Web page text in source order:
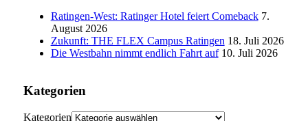
Ratingen-West: Ratinger Hotel feiert Comeback 7.
August 2026
Zukunft: THE FLEX Campus Ratingen 18. Juli 2026
Die Westbahn nimmt endlich Fahrt auf 10. Juli 2026
Kategorien
Kategorien